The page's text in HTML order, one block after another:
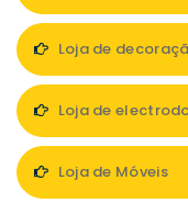
Loja de
Loja de
Loja de Móveis